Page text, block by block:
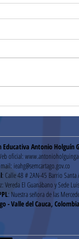
Antonio Holguín
oficial:
ieahg@semcartago.gov.co
: Calle 48 # 2AN-45 Barrio Santa
Vereda El Guanábano y Sede
: Nuestra señora de las
- Valle del Cauca,